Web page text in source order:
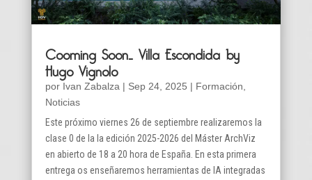
Cooming Soon… Villa Escondida by
Hugo Vignolo
por Ivan Zabalza | Sep 24, 2025 | Formación
Noticias
Este próximo viernes 26 de septiembre realizaremos la
clase 0 de la la edición 2025-2026 del Máster ArchViz
en abierto de 18 a 20 hora de España. En esta primera
entrega os enseñaremos herramientas de IA integradas